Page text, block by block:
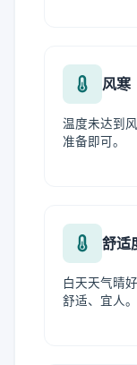
风寒
温度未达到
准备即可。
舒适
白天天气晴
舒适、宜人。